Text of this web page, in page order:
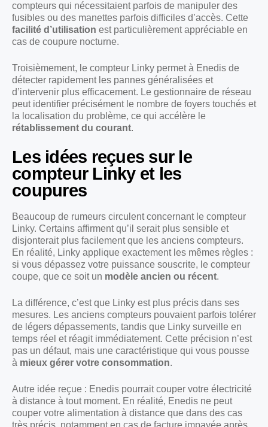
compteurs qui nécessitaient parfois de manipuler des
fusibles ou des manettes parfois difficiles d’accès. Cette
facilité d’utilisation est particulièrement appréciable en
cas de coupure nocturne.
Troisièmement, le compteur Linky permet à Enedis de
détecter rapidement les pannes généralisées et
d’intervenir plus efficacement. Le gestionnaire de réseau
peut identifier précisément le nombre de foyers touchés et
la localisation du problème, ce qui accélère le
rétablissement du courant.
Les idées reçues sur le
compteur Linky et les
coupures
Beaucoup de rumeurs circulent concernant le compteur
Linky. Certains affirment qu’il serait plus sensible et
disjonterait plus facilement que les anciens compteurs.
En réalité, Linky applique exactement les mêmes règles :
si vous dépassez votre puissance souscrite, le compteur
coupe, que ce soit un modèle ancien ou récent.
La différence, c’est que Linky est plus précis dans ses
mesures. Les anciens compteurs pouvaient parfois tolérer
de légers dépassements, tandis que Linky surveille en
temps réel et réagit immédiatement. Cette précision n’est
pas un défaut, mais une caractéristique qui vous pousse
à mieux gérer votre consommation.
Autre idée reçue : Enedis pourrait couper votre électricité
à distance à tout moment. En réalité, Enedis ne peut
couper votre alimentation à distance que dans des cas